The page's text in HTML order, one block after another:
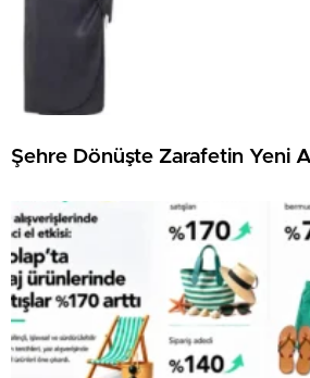
Şehre Dönüşte Zarafetin Yeni